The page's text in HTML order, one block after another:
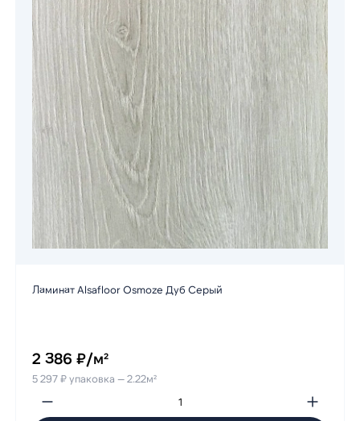
Ламинат Alsafloor Osmoze Дуб Серый
2 386 ₽/м²
5 297 ₽ упаковка — 2.22м²